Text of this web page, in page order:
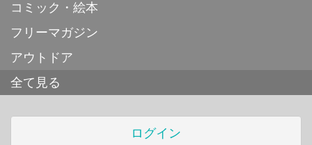
コミック・絵本
フリーマガジン
アウトドア
全て見る
ログイン